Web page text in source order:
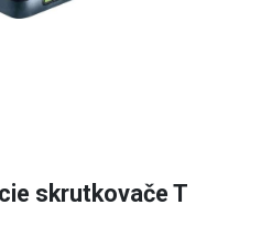
skrutkovače T